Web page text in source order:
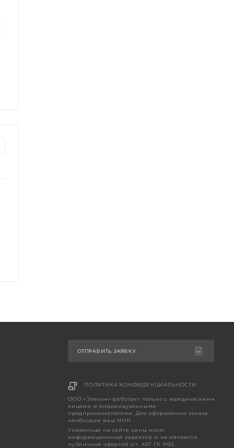
ОТПРАВИТЬ ЗАЯВКУ
ПОЛИТИКА КОНФИДЕНЦИАЛЬНОСТИ
ООО «Элекон» работает только с юридическими
лицами и индивидуальными
предпринимателями. Для оформления заказа
необходим ваш ИНН.
Указанные на сайте цены носят
информационный характер и не являются
публичной офертой (ст. 437 ГК РФ).